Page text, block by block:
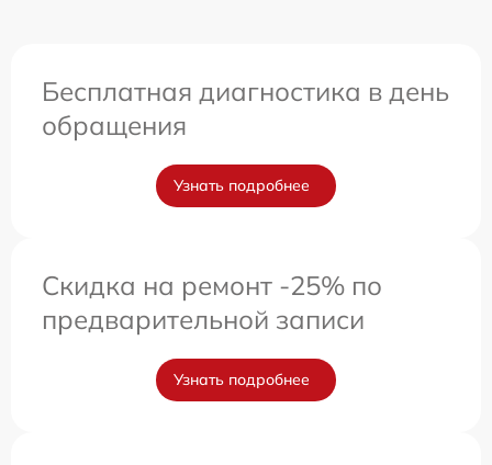
Бесплатная диагностика в день
обращения
Узнать подробнее
Скидка на ремонт -25% по
предварительной записи
Узнать подробнее